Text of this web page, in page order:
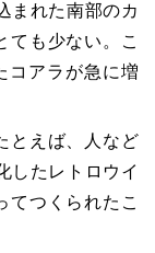
まれた南部のカ
ても少ない。こ
コアラが急に増
とえば、人など
したレトロウイ
てつくられたこ